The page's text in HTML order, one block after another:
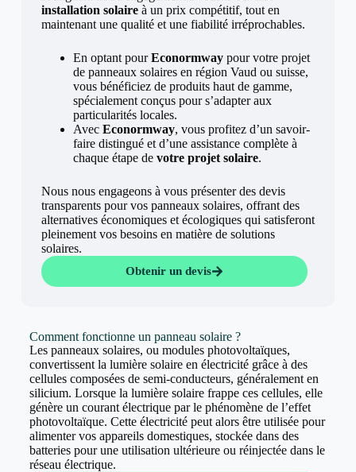
installation solaireà un prix compétitif, tout en
maintenant une qualité et une fiabilité irréprochables.
En optant pourEconormwaypour votre projet
de panneaux solaires en région Vaud ou suisse,
vous bénéficiez de produits haut de gamme,
spécialement conçus pour s’adapter aux
particularités locales.
Avec Econormway, vous profitez d’un savoir-
faire distingué et d’une assistance complète à
chaque étape de votre projet solaire.
Nous nous engageons à vous présenter des devis
transparents pour vos panneaux solaires, offrant des
alternatives économiques et écologiques qui satisferont
pleinement vos besoins en matière de solutions
solaires.
Obtenir un devis
Comment fonctionne un panneau solaire ?
Les panneaux solaires, ou modules photovoltaïques,
convertissent la lumière solaire en électricité grâce à des
cellules composées de semi-conducteurs, généralement en
silicium. Lorsque la lumière solaire frappe ces cellules, elle
génère un courant électrique par le phénomène de l’effet
photovoltaïque. Cette électricité peut alors être utilisée pour
alimenter vos appareils domestiques, stockée dans des
batteries pour une utilisation ultérieure ou réinjectée dans le
réseau électrique.